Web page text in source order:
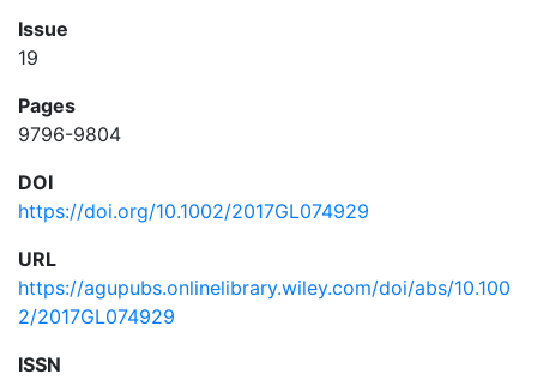
Issue
19
Pages
9796-9804
DOI
https://doi.org/10.1002/2017GL074929
URL
https://agupubs.onlinelibrary.wiley.com/doi/abs/10.100
2/2017GL074929
ISSN